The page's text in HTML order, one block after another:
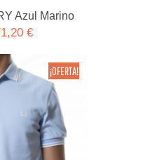
Azul Marino
€
¡OFERTA!